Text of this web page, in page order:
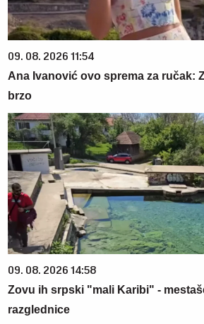
09. 08. 2026 11:54
Ana Ivanović ovo sprema za ručak:
brzo
09. 08. 2026 14:58
Zovu ih srpski "mali Karibi" -
razglednice